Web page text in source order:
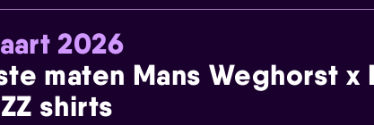
2026
maten Mans Weghorst
shirts